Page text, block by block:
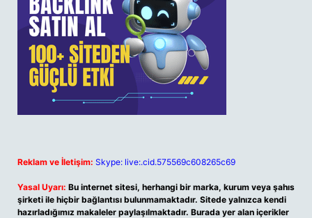
Reklam ve İletişim: Skype: live:.cid.575569c608265c69
Yasal Uyarı: Bu internet sitesi, herhangi bir marka, kurum veya şahıs
şirketi ile hiçbir bağlantısı bulunmamaktadır. Sitede yalnızca kendi
hazırladığımız makaleler paylaşılmaktadır. Burada yer alan içerikler